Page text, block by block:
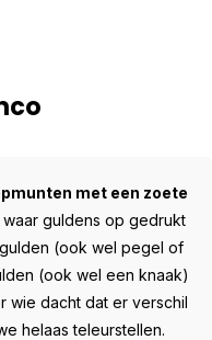
met een zoete
guldens op gedrukt
(ook wel pegel of
(ook wel een knaak)
wie dacht dat er verschil
helaas teleurstellen.